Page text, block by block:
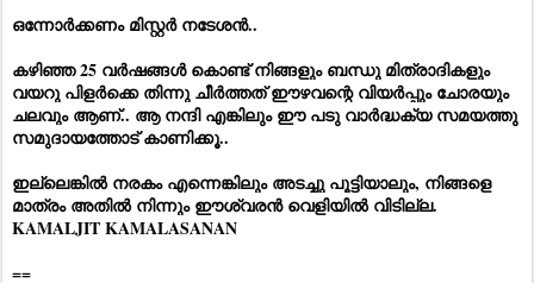
ഒന്നോർക്കണം മിസ്റ്റർ നടേശൻ..
കഴിഞ്ഞ 25 വർഷങ്ങൾ കൊണ്ട് നിങ്ങളും ബന്ധു മിത്രാദികളും
വയറു പിളർക്കെ തിന്നു ചീർത്തത് ഈഴവന്റെ വിയർപ്പും ചോരയും
ചലവും ആണ്.. ആ നന്ദി എങ്കിലും ഈ പടു വാർദ്ധക്യ സമയത്തു
സമുദായത്തോട് കാണിക്കൂ..
ഇല്ലെങ്കിൽ നരകം എന്നെങ്കിലും അടച്ചു പൂട്ടിയാലും, നിങ്ങളെ
മാത്രം അതിൽ നിന്നും ഈശ്വരൻ വെളിയിൽ വിടില്ല.
KAMALJIT KAMALASANAN
==